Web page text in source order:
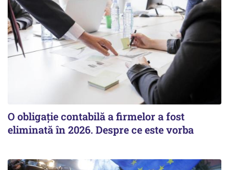
O obligație contabilă a firmelor a fost
eliminată în 2026. Despre ce este vorba